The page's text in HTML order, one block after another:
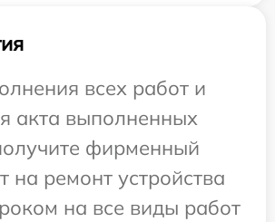
всех работ и
акта выполненных
фирменный
на ремонт устройства
на все виды работ